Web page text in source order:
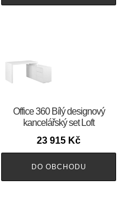
Office 360 Bílý designový
kancelářský set Loft
23 915 Kč
DO OBCHODU